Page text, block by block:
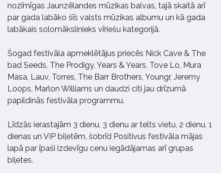
nozīmīgas Jaunzēlandes mūzikas balvas, tajā skaitā arī
par gada labāko šīs valsts mūzikas albumu un kā gada
labākais solomākslinieks vīriešu kategorijā.
Šogad festivāla apmeklētājus priecēs Nick Cave & The
bad Seeds, The Prodigy, Years & Years, Tove Lo, Mura
Masa, Lauv, Torres, The Barr Brothers, Youngr, Jeremy
Loops, Marlon Williams un daudzi citi jau drīzumā
papildinās festivāla programmu.
Līdzās ierastajām 3 dienu, 3 dienu ar telts vietu, 2 dienu, 1
dienas un VIP biļetēm, šobrīd Positivus festivāla mājas
lapā par īpaši izdevīgu cenu iegādājamas arī grupas
biļetes.